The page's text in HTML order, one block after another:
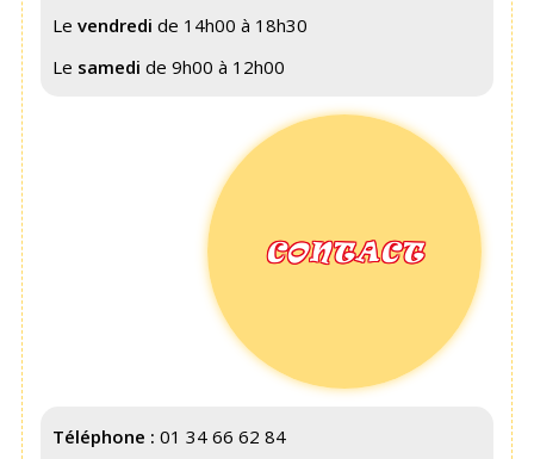
Le vendredi de 14h00 à 18h30
Le samedi de 9h00 à 12h00
CONTACT
Téléphone : 01 34 66 62 84